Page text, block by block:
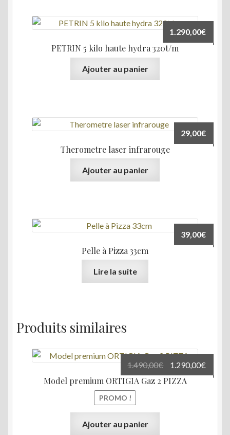
PETRIN 5 kilo haute hydra 320t/m
1.290,00€
Ajouter au panier
Therometre laser infrarouge
29,00€
Ajouter au panier
Pelle à Pizza 33cm
39,00€
Lire la suite
Produits similaires
Model premium ORTIGIA Gaz 2 PIZZA
PROMO !
1.490,00€
Le
prix
1.290,00€
prix
Ajouter au panier